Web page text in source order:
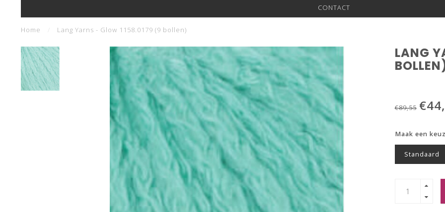
CONTACT
Home Lang Yarns - Glow 1158.0179 (9 bollen)
LANG
€89,55
Maak een
Standaard